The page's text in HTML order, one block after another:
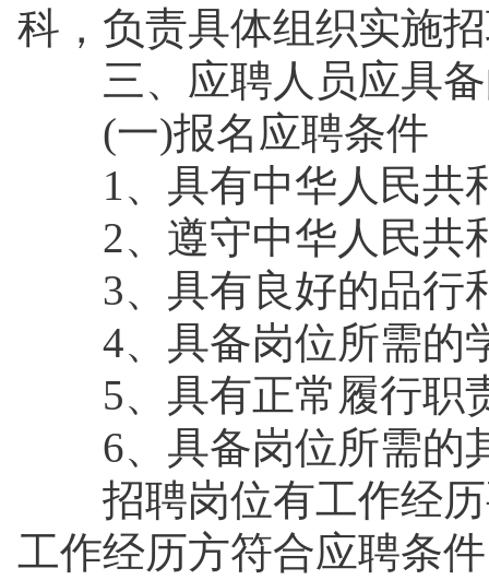
科，负责具体组织实施
三、应聘人员应具
(一)报名应聘条件
1、具有中华人民共
2、遵守中华人民共
3、具有良好的品行
4、具备岗位所需的
5、具有正常履行职
6、具备岗位所需的
招聘岗位有工作经历
工作经历方符合应聘条